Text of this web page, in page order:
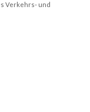
Verkehrs- und